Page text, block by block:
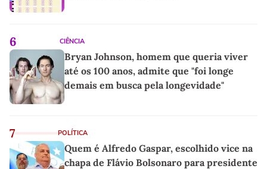
6 CIÊNCIA
Bryan Johnson, homem que queria viver
até os 100 anos, admite que "foi longe
demais em busca pela longevidade"
7 POLÍTICA
Quem é Alfredo Gaspar, escolhido vice na
chapa de Flávio Bolsonaro para presidente